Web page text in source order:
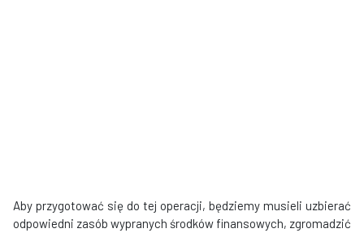
Aby przygotować się do tej operacji, będziemy musieli uzbierać
odpowiedni zasób wypranych środków finansowych, zgromadzić